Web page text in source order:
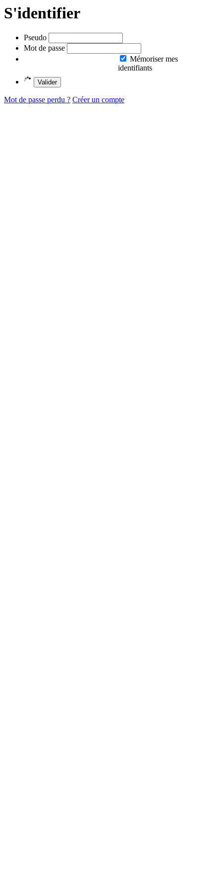
S'identifier
Pseudo
Mot de passe
Mémoriser mes
identifiants
Valider
Mot de passe perdu ? Créer un compte